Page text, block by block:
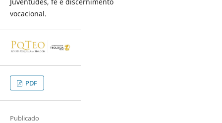
vocacional.
PDF
Publicado